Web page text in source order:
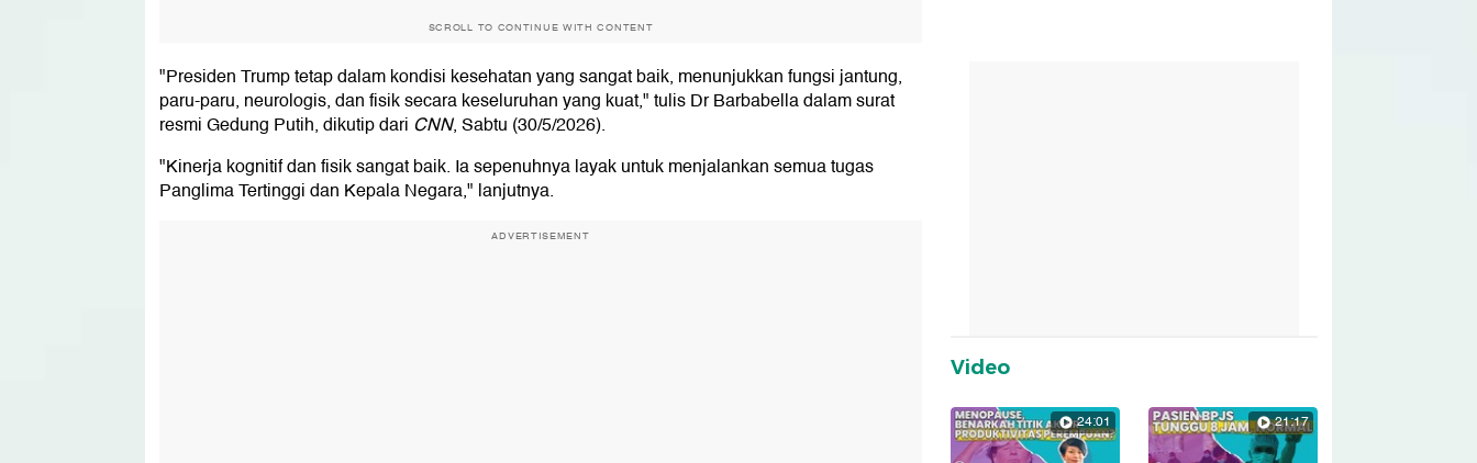
SCROLL TO CONTINUE WITH CONTENT
"Presiden Trump tetap dalam kondisi kesehatan yang sangat baik, menunjukkan fungsi jantung,
paru-paru, neurologis, dan fisik secara keseluruhan yang kuat," tulis Dr Barbabella dalam surat
resmi Gedung Putih, dikutip dari CNN, Sabtu (30/5/2026).
"Kinerja kognitif dan fisik sangat baik. Ia sepenuhnya layak untuk menjalankan semua tugas
Panglima Tertinggi dan Kepala Negara," lanjutnya.
ADVERTISEMENT
Video
24:01 21:17